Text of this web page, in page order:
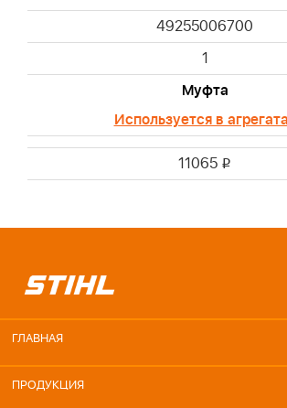
49255006700
1
Mуфта
Используется в
11065 i
ГЛАВНАЯ
ПРОДУКЦИЯ